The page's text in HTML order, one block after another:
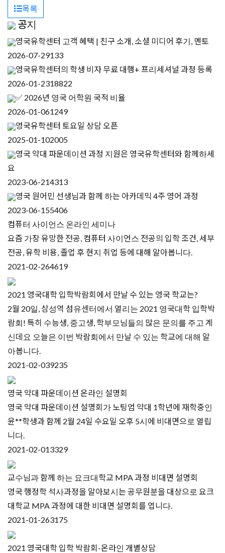
목록
공지
영국유학센터 고객 혜택 | 친구 소개, 소셜 미디어 후기, 멘토
2026-07-29133
영국유학센터의 학생 비자 무료 대행+ 프리세셔널 과정 등록
2026-01-2318822
✅ 2026년 영국 어학원 국적 비율
2026-01-061249
영국유학센터 토요일 상담 오픈
2025-01-102005
영국 약대 파운데이션 과정 지원은 영국유학센터와 함께하세
요
2023-06-214313
영국 원어민 선생님과 함께 하는 아카데믹 4주 영어 과정
2023-06-155406
컴퓨터 사이언스 온라인 세미나
요즘 가장 유망한 전공, 컴퓨터 사이언스 전공의 입학 조건, 세부
전공, 유학 비용, 졸업 후 현지 취업 등에 대해 알아봅니다.
2021-02-264619
2021 영국대학 입학박람회에서 만날 수 있는 영국 학교는?
2월 20일, 삼성역 섬유센터에서 열리는 2021 영국대학 입학박
람회! 특히 수능생, 중고생, 학부모님들의 많은 문의를 주고 계
신데요 오늘은 이번 박람회에서 만날 수 있는 학교에 대해 알
아봅니다.
2021-02-039235
영국 약대 파운데이션 온라인 설명회
영국 약대 파운데이션 설명회가 노팅엄 약대 1학년에 재학중인
윤**학생과 함께 2월 24일 수요일 오후 5시에 비대면으로 열립
니다.
2021-02-013329
교수님과 함께 하는 요크대학교 MPA 과정 비대면 설명회
영국 행정학 석사과정을 알아보시는 공무원분을 대상으로 요크
대학교 MPA 과정에 대한 비대면 설명회를 엽니다.
2021-01-263175
2021 영국대학 입학 박람회-온라인 개별상담